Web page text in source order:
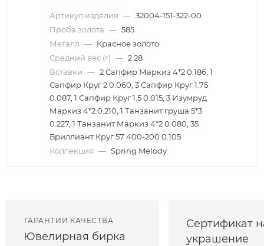
Артикул изделия — 32004-151-322-00
Проба золота — 585
Металл — Красное золото
Средний вес (г) — 2.28
Вставки — 2 Сапфир Маркиз 4*2 0.186, 1
Сапфир Круг 2 0.060, 3 Сапфир Круг 1.75
0.087, 1 Сапфир Круг 1.5 0.015, 3 Изумруд
Маркиз 4*2 0.210, 1 Танзанит груша 5*3
0.227, 1 Танзанит Маркиз 4*2 0.080, 35
Бриллиант Круг 57 400-200 0.105
Коллекция — Spring Melody
ГАРАНТИИ КАЧЕСТВА
Ювелирная бирка
Сертификат
украшение